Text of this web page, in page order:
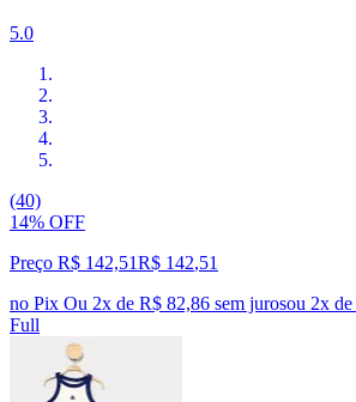
5.0
(40)
14% OFF
Preço R$ 142,51R$ 142,51
no Pix Ou 2x de R$ 82,86 sem jurosou 2x de
Full